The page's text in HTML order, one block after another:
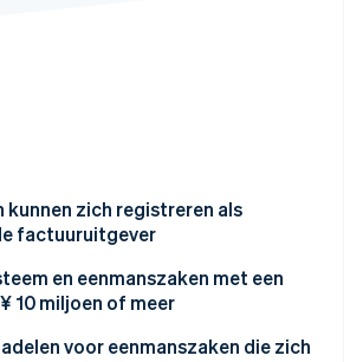
een start-up
Sessions 2026
hoe Stripe de economische
Nu bekijken
kunnen zich registreren als
factuuruitgever
en eenmanszaken met een
10 miljoen of meer
voor eenmanszaken die zich